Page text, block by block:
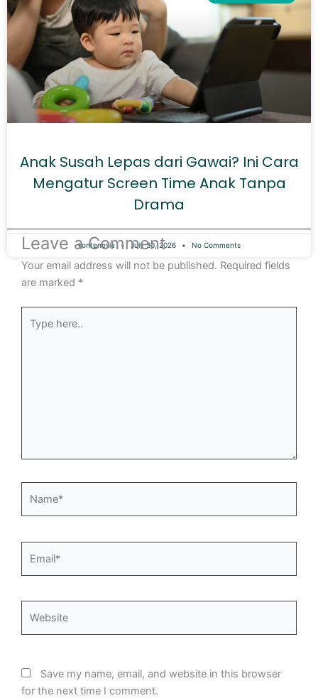
Anak Susah Lepas dari Gawai? Ini Cara
Mengatur Screen Time Anak Tanpa
Drama
kontenesia July 30, 2026 No Comments
Leave a Comment
Your email address will not be published. Required fields
are marked *
here..
Save my name, email, and website in this browser
for the next time I comment.